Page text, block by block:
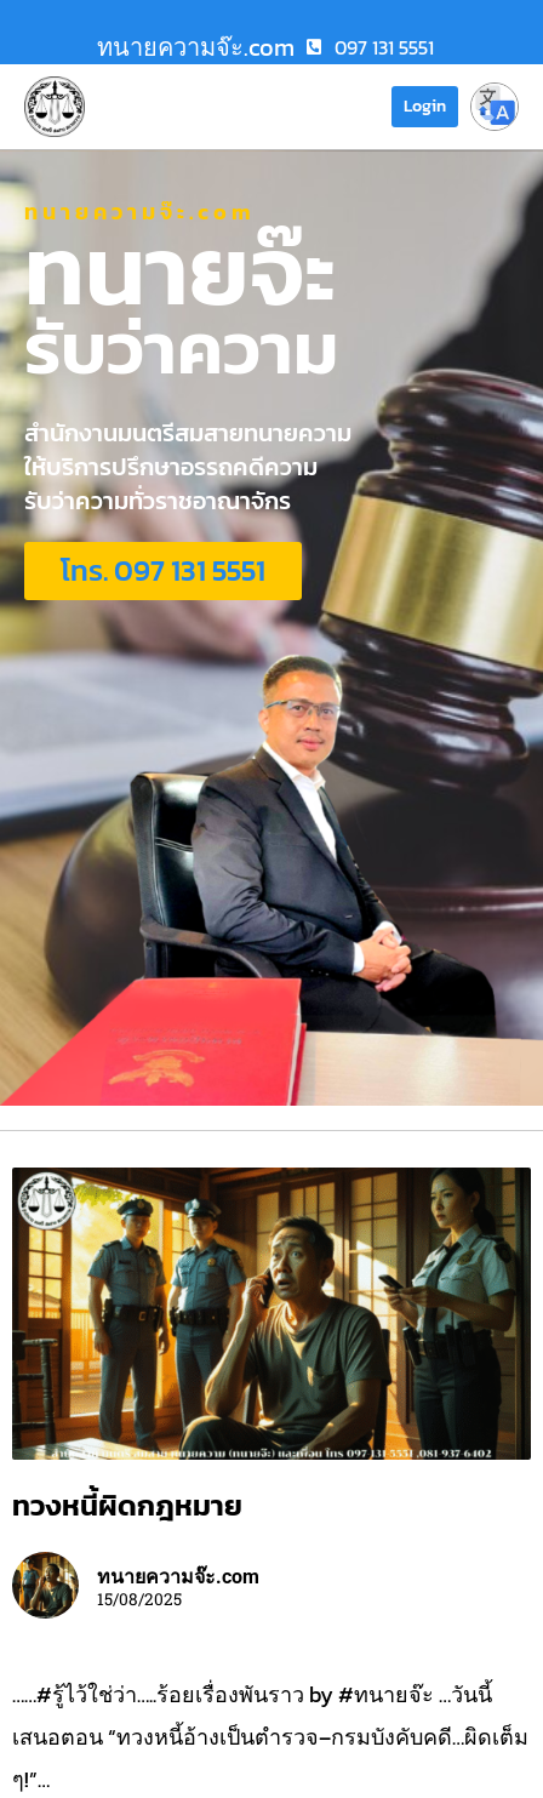
ทนายความจ๊ะ.com 097 131 5551
Login
ทนายความจ๊ะ.com
ทนายจ๊ะ
รับว่าความ
สำนักงานมนตรีสมสายทนายความ
ให้บริการปรึกษาอรรถคดีความ
รับว่าความทั่วราชอาณาจักร
โทร. 097 131 5551
ทวงหนี้ผิดกฎหมาย
ทนายความจ๊ะ.com
15/08/2025
……#รู้ไว้ใช่ว่า…..ร้อยเรื่องพันราว by #ทนายจ๊ะ …วันนี้
เสนอตอน “ทวงหนี้อ้างเป็นตำรวจ–กรมบังคับคดี…ผิดเต็ม
ๆ!”…